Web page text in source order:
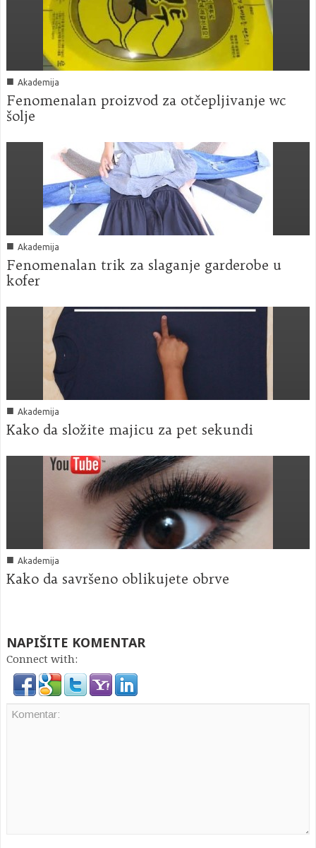
■ Akademija
Fenomenalan proizvod za otčepljivanje wc
šolje
■ Akademija
Fenomenalan trik za slaganje garderobe u
kofer
■ Akademija
Kako da složite majicu za pet sekundi
■ Akademija
Kako da savršeno oblikujete obrve
NAPIŠITE KOMENTAR
Connect with: